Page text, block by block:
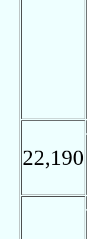
22,190